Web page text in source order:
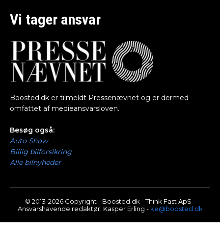
Vi tager ansvar
Boosted.dk er tilmeldt Pressenævnet og er dermed
omfattet af medieansvarsloven.
Besøg også:
Auto Show
Billig bilforsikring
Alle bilnyheder
© 2013-2026 Copyright - Boosted.dk - Think Fast ApS -
Ansvarshavende redaktør: Kasper Erling - ke@boosted.dk